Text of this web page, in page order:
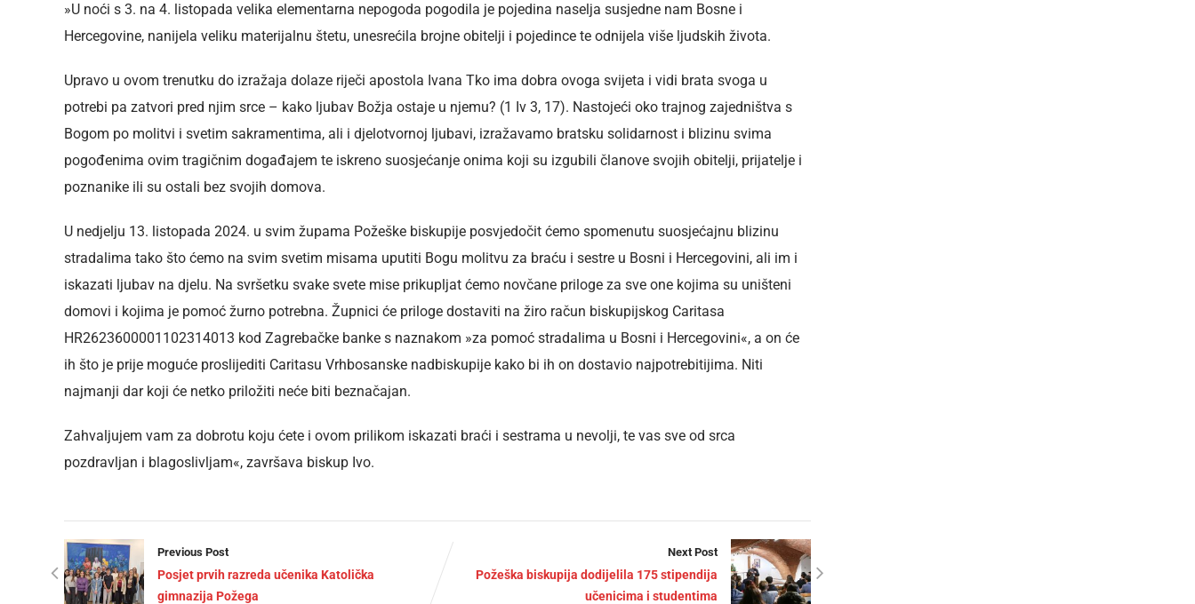
»U noći s 3. na 4. listopada velika elementarna nepogoda pogodila je pojedina naselja susjedne nam Bosne i
Hercegovine, nanijela veliku materijalnu štetu, unesrećila brojne obitelji i pojedince te odnijela više ljudskih života.
Upravo u ovom trenutku do izražaja dolaze riječi apostola Ivana Tko ima dobra ovoga svijeta i vidi brata svoga u
potrebi pa zatvori pred njim srce – kako ljubav Božja ostaje u njemu? (1 Iv 3, 17). Nastojeći oko trajnog zajedništva s
Bogom po molitvi i svetim sakramentima, ali i djelotvornoj ljubavi, izražavamo bratsku solidarnost i blizinu svima
pogođenima ovim tragičnim događajem te iskreno suosjećanje onima koji su izgubili članove svojih obitelji, prijatelje i
poznanike ili su ostali bez svojih domova.
U nedjelju 13. listopada 2024. u svim župama Požeške biskupije posvjedočit ćemo spomenutu suosjećajnu blizinu
stradalima tako što ćemo na svim svetim misama uputiti Bogu molitvu za braću i sestre u Bosni i Hercegovini, ali im i
iskazati ljubav na djelu. Na svršetku svake svete mise prikupljat ćemo novčane priloge za sve one kojima su uništeni
domovi i kojima je pomoć žurno potrebna. Župnici će priloge dostaviti na žiro račun biskupijskog Caritasa
HR2623600001102314013 kod Zagrebačke banke s naznakom »za pomoć stradalima u Bosni i Hercegovini«, a on će
ih što je prije moguće proslijediti Caritasu Vrhbosanske nadbiskupije kako bi ih on dostavio najpotrebitijima. Niti
najmanji dar koji će netko priložiti neće biti beznačajan.
Zahvaljujem vam za dobrotu koju ćete i ovom prilikom iskazati braći i sestrama u nevolji, te vas sve od srca
pozdravljan i blagoslivljam«, završava biskup Ivo.
Previous Post
Posjet prvih razreda učenika Katolička
gimnazija Požega
Next Post
Požeška biskupija dodijelila 175 stipendija
učenicima i studentima